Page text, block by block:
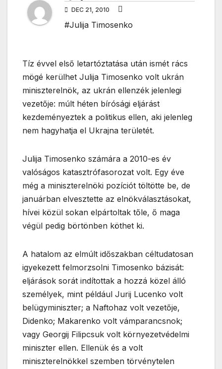
DEC 21, 2010
#Julija Timosenko
Tíz évvel első letartóztatása után ismét rács
mögé kerülhet Julija Timosenko volt ukrán
miniszterelnök, az ukrán ellenzék jelenlegi
vezetője: múlt héten bírósági eljárást
kezdeményeztek a politikus ellen, aki jelenleg
nem hagyhatja el Ukrajna területét.
Julija Timosenko számára a 2010-es év
valóságos katasztrófasorozat volt. Egy éve
még a miniszterelnöki pozíciót töltötte be, de
januárban elvesztette az elnökválasztásokat,
hívei közül sokan elpártoltak tőle, ő maga
végül pedig börtönben köthet ki.
A hatalom az elmúlt időszakban céltudatosan
igyekezett felmorzsolni Timosenko bázisát:
eljárások sorát indítottak a hozzá közel álló
személyek, mint például Jurij Lucenko volt
belügyminiszter; a Naftohaz volt vezetője,
Didenko; Makarenko volt vámparancsnok;
vagy Georgij Filipcsuk volt környezetvédelmi
miniszter ellen. Ellenük és a volt
miniszterelnökkel szemben törvénytelen